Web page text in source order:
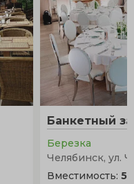
Банкетный
Березка
Челябинск, ул.
Вместимость:5